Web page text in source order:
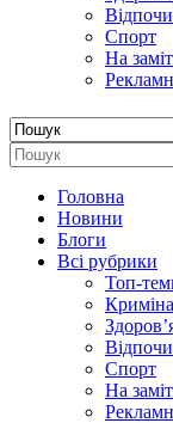
Спорт
На
Головна
Новини
Блоги
Всі рубрики
Топ-
Спорт
На